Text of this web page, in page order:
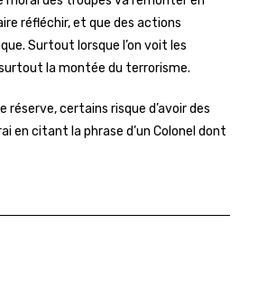
réfléchir, et que des actions
Surtout lorsque l’on voit les
la montée du terrorisme.
réserve, certains risque d’avoir des
citant la phrase d’un Colonel dont